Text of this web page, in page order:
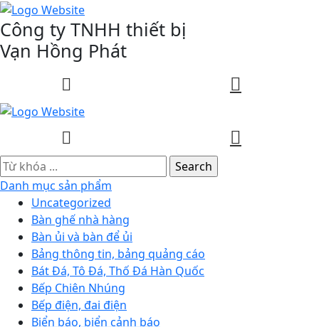
Công ty TNHH thiết bị
Vạn Hồng Phát
Danh mục sản phẩm
Uncategorized
Bàn ghế nhà hàng
Bàn ủi và bàn để ủi
Bảng thông tin, bảng quảng cáo
Bát Đá, Tô Đá, Thố Đá Hàn Quốc
Bếp Chiên Nhúng
Bếp điện, đai điện
Biển báo, biển cảnh báo